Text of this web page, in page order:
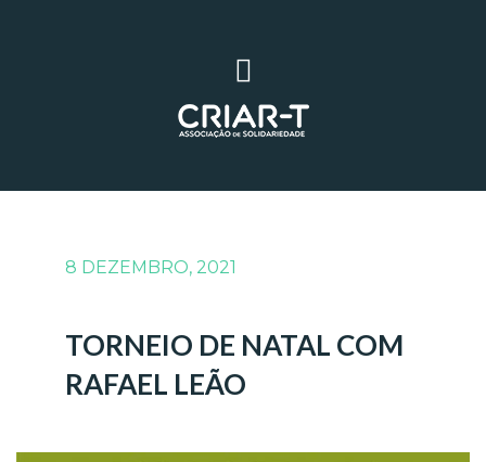
8 DEZEMBRO, 2021
TORNEIO DE NATAL COM
RAFAEL LEÃO